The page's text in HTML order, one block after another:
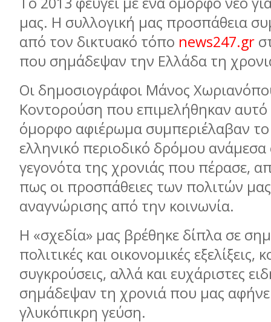
μας. Η συλλογική μας προσπάθεια
από τον δικτυακό τόπο news247.gr
που σημάδεψαν την Ελλάδα τη
Οι δημοσιογράφοι Μάνος
Κοντορούση που επιμελήθηκαν
όμορφο αφιέρωμα συμπεριέλαβαν
ελληνικό περιοδικό δρόμου
γεγονότα της χρονιάς που πέρασε,
πως οι προσπάθειες των πολιτών
αναγνώρισης από την κοινωνία.
Η «σχεδία» μας βρέθηκε δίπλα σε
πολιτικές και οικονομικές εξελίξεις,
συγκρούσεις, αλλά και ευχάριστες
σημάδεψαν τη χρονιά που μας
γλυκόπικρη γεύση.